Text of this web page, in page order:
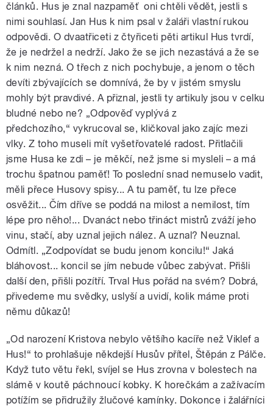
článků. Hus je znal nazpaměť oni chtěli vědět, jestli s
nimi souhlasí. Jan Hus k nim psal v žaláři vlastní rukou
odpovědi. O dvaatřiceti z čtyřiceti pěti artikul Hus tvrdí,
že je nedržel a nedrží. Jako že se jich nezastává a že se
k nim nezná. O třech z nich pochybuje, a jenom o těch
devíti zbývajících se domnívá, že by v jistém smyslu
mohly být pravdivé. A přiznal, jestli ty artikuly jsou v celku
bludné nebo ne? „Odpověď vyplývá z
předchozího,“ vykrucoval se, kličkoval jako zajíc mezi
vlky. Z toho museli mít vyšetřovatelé radost. Přitlačili
jsme Husa ke zdi – je měkčí, než jsme si mysleli – a má
trochu špatnou paměť! To poslední snad nemuselo vadit,
měli přece Husovy spisy... A tu paměť, tu lze přece
osvěžit... Čím dříve se poddá na milost a nemilost, tím
lépe pro něho!... Dvanáct nebo třináct mistrů zváží jeho
vinu, stačí, aby uznal jejich nález. A uznal? Neuznal.
Odmítl. „Zodpovídat se budu jenom koncilu!“ Jaká
bláhovost... koncil se jím nebude vůbec zabývat. Přišli
další den, přišli pozítří. Trval Hus pořád na svém? Dobrá,
přivedeme mu svědky, uslyší a uvidí, kolik máme proti
němu důkazů!
„Od narození Kristova nebylo většího kacíře než Viklef a
Hus!“ to prohlašuje někdejší Husův přítel, Štěpán z Pálče.
Když tuto větu řekl, svíjel se Hus zrovna v bolestech na
slámě v koutě páchnoucí kobky. K horečkám a zažívacím
potížím se přidružily žlučové kamínky. Dokonce i žalářníci